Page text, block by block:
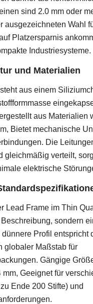
sind 2.0 mm oder
ausgezeichneten Wahl
Platzersparnis
Industriesysteme.
und Materialien
aus einem
aus Materialien
Bietet mechanische
Die
gleichmäßig verteilt,
elektrische
Lead Frame im Thin
sondern
dünnere Profil entspricht
globaler Maßstab für
Gängige
mm, Geeignet für
Ende 200 Stifte) und